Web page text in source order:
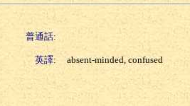
普通話:
英譯: absent-minded, confused